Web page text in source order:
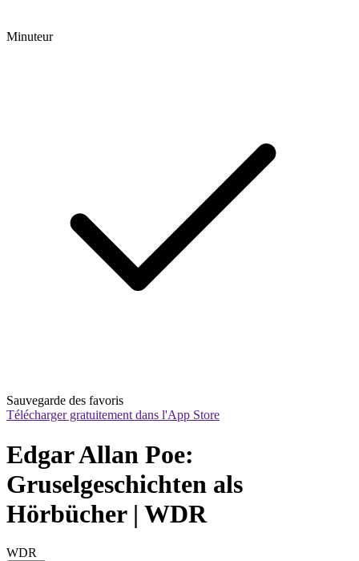
Minuteur
Sauvegarde des favoris
Télécharger gratuitement dans l'App Store
Edgar Allan Poe:
Gruselgeschichten als
Hörbücher | WDR
WDR